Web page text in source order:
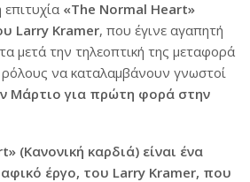
«The Normal Heart»
Larry Kramer, που έγινε αγαπητή
μετά την τηλεοπτική της μεταφορά
να καταλαμβάνουν γνωστοί
Μάρτιο για πρώτη φορά στην
(Κανονική καρδιά) είναι ένα
έργο, του Larry Kramer, που